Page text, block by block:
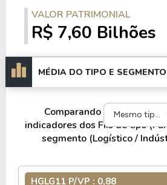
Estado: Minas Gerais
Área bruta locável:
CLE
Estado: São Paulo
Área bruta locável:
DCB
Estado: São Paulo
VALOR PATRIMONIAL
R$ 7,60 Bilhões
MÉDIA DO TIPO E SEGMENTO
Mesmo tipo e segmento
Comparando o HGLG11
indicadores dos FIIs de tipo
segmento (Logístico /
HGLG11 P/VP : 0,88